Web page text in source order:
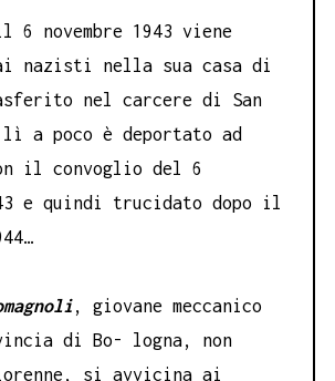
6 novembre 1943 viene
nazisti nella sua casa di
nel carcere di San
a poco è deportato ad
il convoglio del 6
e quindi trucidato dopo il
, giovane meccanico
di Bo- logna, non
si avvicina ai